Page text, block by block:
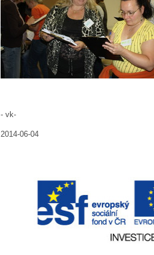
- vk-
2014-06-04